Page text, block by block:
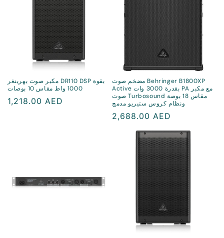
مكبر صوت بهرينغر DR110 DSP بقوة
1000 واط مقاس 10 بوصات
سعر
1,218.00 AED
مضخم صوت Behringer B1800XP
Active بقدرة 3000 وات PA مع مكبر
صوت Turbosound مقاس 18 بوصة
ونظام كروس ستيريو مدمج
سعر
2,688.00 AED